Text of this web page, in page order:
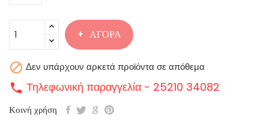
ΑΓΟΡΆ
 Δεν υπάρχουν αρκετά προϊόντα σε απόθεμα
call Τηλεφωνική παραγγελία - 25210 34082
Κοινή χρήση